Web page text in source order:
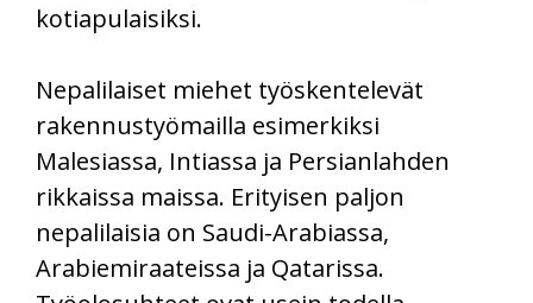
kotiapulaisiksi.
Nepalilaiset miehet työskentelevät
rakennustyömailla esimerkiksi
Malesiassa, Intiassa ja Persianlahden
rikkaissa maissa. Erityisen paljon
nepalilaisia on Saudi-Arabiassa,
Arabiemiraateissa ja Qatarissa.